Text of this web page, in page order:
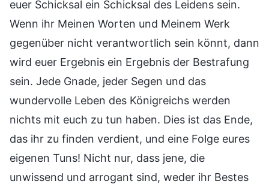
euer Schicksal ein Schicksal des Leidens sein.
Wenn ihr Meinen Worten und Meinem Werk
gegenüber nicht verantwortlich sein könnt, dann
wird euer Ergebnis ein Ergebnis der Bestrafung
sein. Jede Gnade, jeder Segen und das
wundervolle Leben des Königreichs werden
nichts mit euch zu tun haben. Dies ist das Ende,
das ihr zu finden verdient, und eine Folge eures
eigenen Tuns! Nicht nur, dass jene, die
unwissend und arrogant sind, weder ihr Bestes